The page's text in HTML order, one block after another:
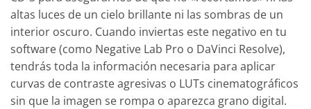
altas luces de un cielo brillante ni las sombras de un
interior oscuro. Cuando inviertas este negativo en tu
software (como Negative Lab Pro o DaVinci Resolve),
tendrás toda la información necesaria para aplicar
curvas de contraste agresivas o LUTs cinematográficos
sin que la imagen se rompa o aparezca grano digital.